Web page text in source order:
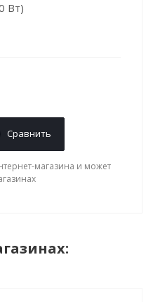
Вт)
Сравнить
магазина и может